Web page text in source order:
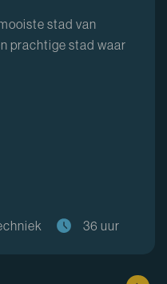
stad van
prachtige stad waar
36 uur